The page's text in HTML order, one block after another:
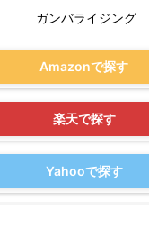
ガンバライジング
Amazonで探す
楽天で探す
Yahooで探す